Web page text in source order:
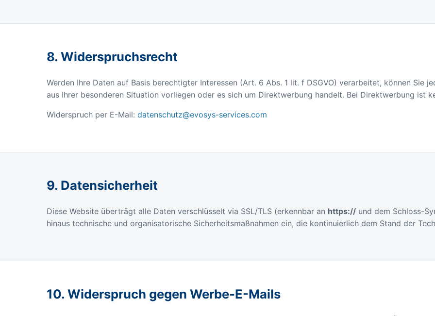
8. Widerspruchsrecht
Werden Ihre Daten auf Basis berechtigter Interessen (Art. 6 Abs. 1 lit. f DSGVO) verarbeitet, können Sie
aus Ihrer besonderen Situation vorliegen oder es sich um Direktwerbung handelt. Bei Direktwerbung ist
Widerspruch per E-Mail: datenschutz@evosys-services.com
9. Datensicherheit
Diese Website überträgt alle Daten verschlüsselt via SSL/TLS (erkennbar an https:// und dem Schloss-
hinaus technische und organisatorische Sicherheitsmaßnahmen ein, die kontinuierlich dem Stand der
10. Widerspruch gegen Werbe-E-Mails